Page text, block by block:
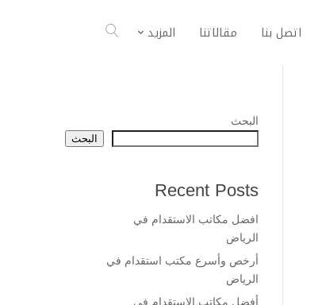
اتصل بنا مقالاتنا المزيد
البحث
البحث
Recent Posts
افضل مكاتب الاستقدام في
الرياض
أرخص وأسرع مكتب استقدام في
الرياض
أفضل مكاتب الاستقدام في